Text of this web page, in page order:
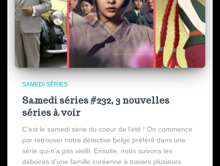
SAMEDI SÉRIES
Samedi séries #232, 3 nouvelles
séries à voir
C’est le samedi série du coeur de l’été ! On commence
par retrouver notre détective belge préféré dans une
série qui n’a pas vieilli. Ensuite, nous suivons les
déboires d’une famille coréenne à travers plusieurs